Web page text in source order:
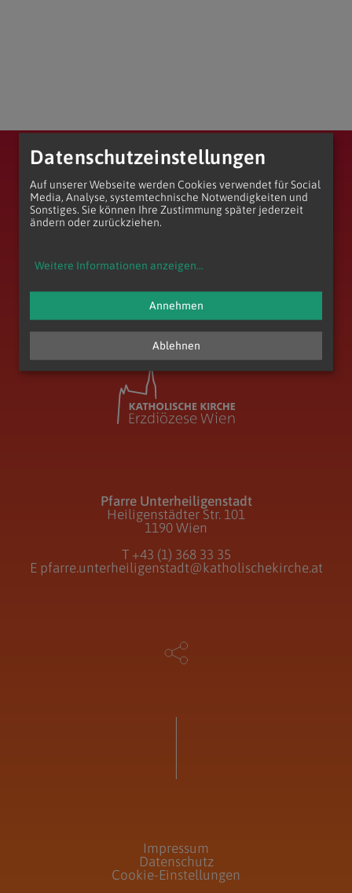
Erzdiözese Wien Vikariat Wien-Stadt
Stadtdekanat 17/18/19
Entwicklungsraum Augustiner-Chorherren
Pfarre Unterheiligenstadt
zum Anfang der Seite
Pfarre Unterheiligenstadt
Heiligenstädter Str. 101
1190 Wien
T +43 (1) 368 33 35
E pfarre.unterheiligenstadt@katholischekirche.at
Impressum
Datenschutz
Cookie-Einstellungen
Datenschutzeinstellungen
Auf unserer Webseite werden Cookies verwendet für Social
Media, Analyse, systemtechnische Notwendigkeiten und
Sonstiges. Sie können Ihre Zustimmung später jederzeit
ändern oder zurückziehen.
Weitere Informationen anzeigen...
Ablehnen
Annehmen